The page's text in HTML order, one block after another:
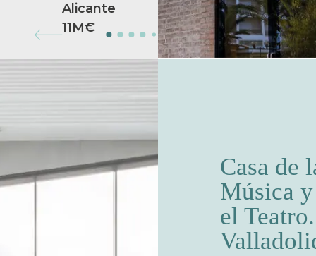
Alicante
11M€
Casa de
Música y
el Teatro.